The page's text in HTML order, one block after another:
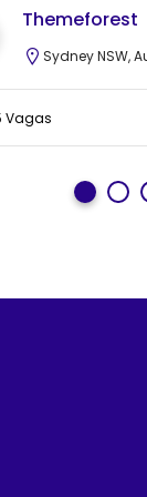
Themeforest
Sydney NSW,
Vagas